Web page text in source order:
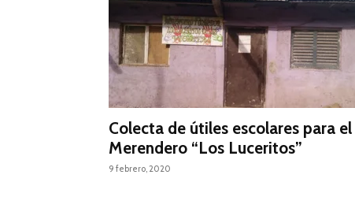
Colecta de útiles escolares para el
Merendero “Los Luceritos”
9 febrero, 2020